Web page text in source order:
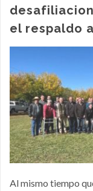
el respaldo
Al mismo tiempo